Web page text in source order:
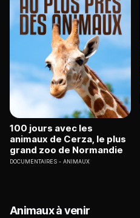
100 jours avec les
animaux de Cerza, le plus
grand zoo de Normandie
DOCUMENTAIRES ANIMAUX
Animaux à venir